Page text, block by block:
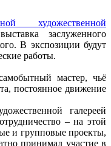
художественной
заслуженного
В экспозиции будут
работы.
мастер, чьё
постоянное движение
галереей
– на этой
и групповые проекты,
принимал участие в